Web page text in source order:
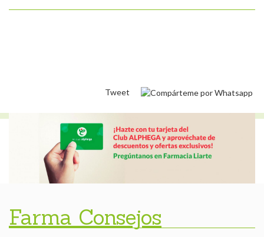
Tweet
Farma Consejos